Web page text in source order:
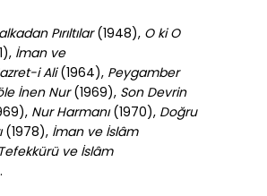
Pırıltılar(1948), O ki O
İman ve
i Ali(1964), Peygamber
İnen Nur(1969), Son Devrin
Nur Harmanı(1970), Doğru
(1978), İman ve İslâm
ve İslâm